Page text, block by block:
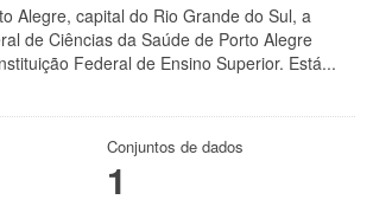
Alegre, capital do Rio Grande do Sul, a
de Ciências da Saúde de Porto Alegre
Federal de Ensino Superior. Está...
Conjuntos de dados
1